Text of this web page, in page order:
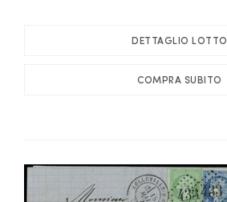
DETTAGLIO LOTTO
COMPRA SUBITO